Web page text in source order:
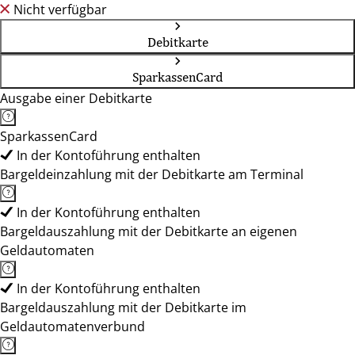
Nicht verfügbar
Debitkarte
SparkassenCard
Ausgabe einer Debitkarte
SparkassenCard
In der Kontoführung enthalten
Bargeldeinzahlung mit der Debitkarte am Terminal
In der Kontoführung enthalten
Bargeldauszahlung mit der Debitkarte an eigenen
Geldautomaten
In der Kontoführung enthalten
Bargeldauszahlung mit der Debitkarte im
Geldautomatenverbund